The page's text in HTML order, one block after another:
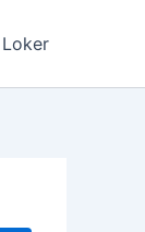
Loker